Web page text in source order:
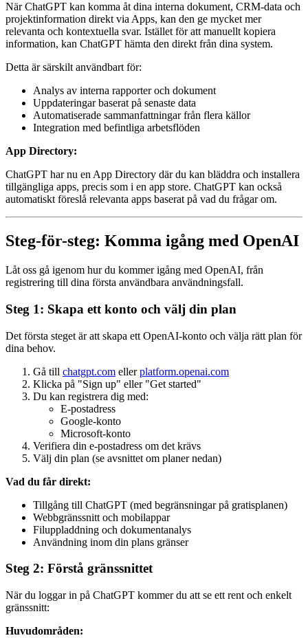
När ChatGPT kan komma åt dina interna dokument, CRM-data och
projektinformation direkt via Apps, kan den ge mycket mer
relevanta och kontextuella svar. Istället för att manuellt kopiera
information, kan ChatGPT hämta den direkt från dina system.
Detta är särskilt användbart för:
Analys av interna rapporter och dokument
Uppdateringar baserat på senaste data
Automatiserade sammanfattningar från flera källor
Integration med befintliga arbetsflöden
App Directory:
ChatGPT har nu en App Directory där du kan bläddra och installera
tillgängliga apps, precis som i en app store. ChatGPT kan också
automatiskt föreslå relevanta apps baserat på vad du frågar om.
Steg-för-steg: Komma igång med OpenAI
Låt oss gå igenom hur du kommer igång med OpenAI, från
registrering till dina första användbara användningsfall.
Steg 1: Skapa ett konto och välj din plan
Det första steget är att skapa ett OpenAI-konto och välja rätt plan för
dina behov.
Gå till chatgpt.com ellerplatform.openai.com
Klicka på "Sign up" eller "Get started"
Du kan registrera dig med:
E-postadress
Google-konto
Microsoft-konto
Verifiera din e-postadress om det krävs
Välj din plan (se avsnittet om planer nedan)
Vad du får direkt:
Tillgång till ChatGPT (med begränsningar på gratisplanen)
Webbgränssnitt och mobilappar
Filuppladdning och dokumentanalys
Användning inom din plans gränser
Steg 2: Förstå gränssnittet
När du loggar in på ChatGPT kommer du att se ett rent och enkelt
gränssnitt:
Huvudområden: